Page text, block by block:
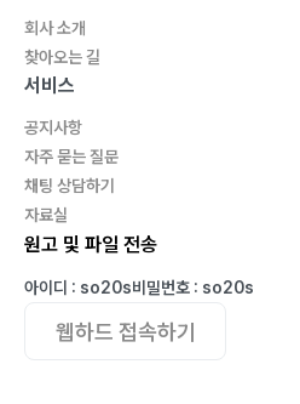
16. 나는 바람이 되겠지~ … 121
17. 연기… 123
18. Warm greeting… 127
길 위의 나를 만났다
1. 想 像 相… 131
2. Space… 133
3. 집을 짓지 않는 평화… 137
회사 소개
찾아오는 길
서비스
공지사항
자주 묻는 질문
채팅 상담하기
자료실
원고 및 파일 전송
아이디 : so20s비밀번호 : so20s
웹하드 접속하기